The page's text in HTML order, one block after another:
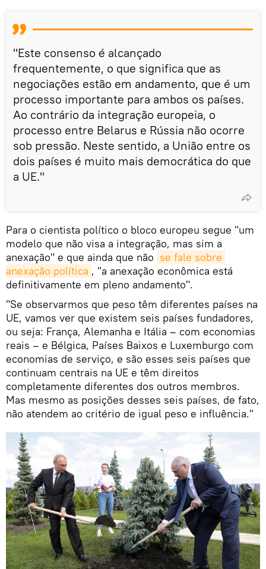
"Este consenso é alcançado
frequentemente, o que significa que as
negociações estão em andamento, que é um
processo importante para ambos os países.
Ao contrário da integração europeia, o
processo entre Belarus e Rússia não ocorre
sob pressão. Neste sentido, a União entre os
dois países é muito mais democrática do que
a UE."
Para o cientista político o bloco europeu segue "um
modelo que não visa a integração, mas sim a
anexação" e que ainda que não se fale sobre
anexação política , "a anexação econômica está
definitivamente em pleno andamento".
"Se observarmos que peso têm diferentes países na
UE, vamos ver que existem seis países fundadores,
ou seja: França, Alemanha e Itália – com economias
reais – e Bélgica, Países Baixos e Luxemburgo com
economias de serviço, e são esses seis países que
continuam centrais na UE e têm direitos
completamente diferentes dos outros membros.
Mas mesmo as posições desses seis países, de fato,
não atendem ao critério de igual peso e influência."